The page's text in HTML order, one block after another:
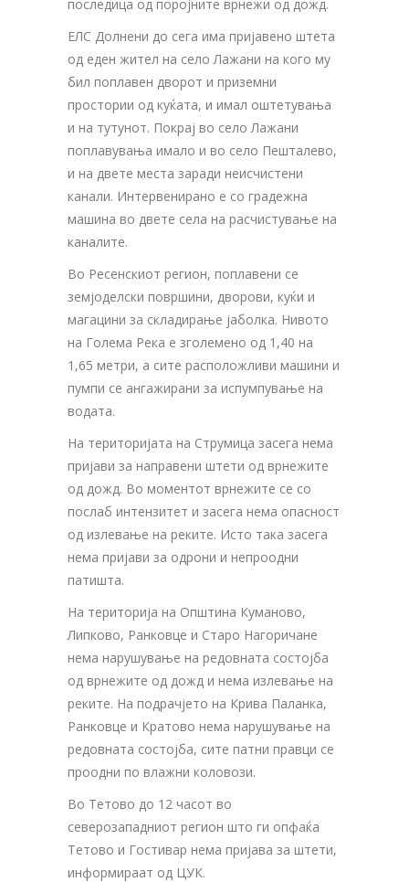
последица од поројните врнежи од дожд.
ЕЛС Долнени до сега има пријавено штета
од еден жител на село Лажани на кого му
бил поплавен дворот и приземни
простории од куќата, и имал оштетувања
и на тутунот. Покрај во село Лажани
поплавувања имало и во село Пешталево,
и на двете места заради неисчистени
канали. Интервенирано е со градежна
машина во двете села на расчистување на
каналите.
Во Ресенскиот регион, поплавени се
земјоделски површини, дворови, куќи и
магацини за складирање јаболка. Нивото
на Голема Река е зголемено од 1,40 на
1,65 метри, а сите расположливи машини и
пумпи се ангажирани за испумпување на
водата.
На територијата на Струмица засега нема
пријави за направени штети од врнежите
од дожд. Во моментот врнежите се со
послаб интензитет и засега нема опасност
од излевање на реките. Исто така засега
нема пријави за одрони и непроодни
патишта.
На територија на Општина Куманово,
Липково, Ранковце и Старо Нагоричане
нема нарушување на редовната состојба
од врнежите од дожд и нема излевање на
реките. На подрачјето на Крива Паланка,
Ранковце и Кратово нема нарушување на
редовната состојба, сите патни правци се
проодни по влажни коловози.
Во Тетово до 12 часот во
северозападниот регион што ги опфаќа
Тетово и Гостивар нема пријава за штети,
информираат од ЦУК.